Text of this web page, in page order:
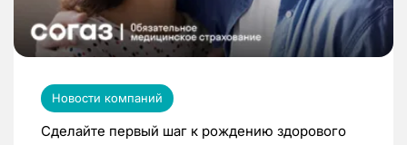
Новости компаний
Сделайте первый шаг к рождению здорового